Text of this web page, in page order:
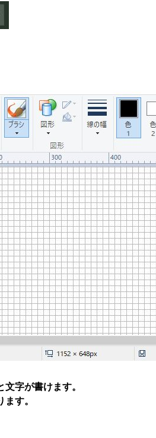
字が書けます。
す。